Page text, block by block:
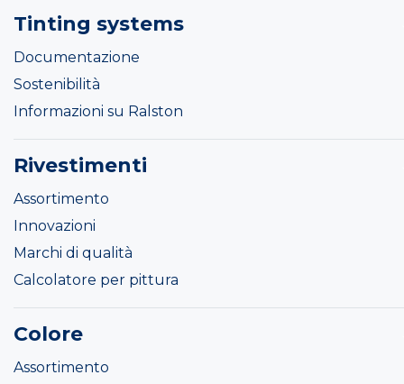
Tinting systems
Documentazione
Sostenibilità
Informazioni su Ralston
Rivestimenti
Assortimento
Innovazioni
Marchi di qualità
Calcolatore per pittura
Colore
Assortimento